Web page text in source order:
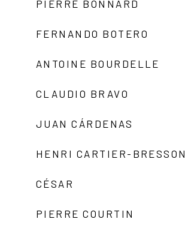
PIERRE BONNARD
FERNANDO BOTERO
ANTOINE BOURDELLE
CLAUDIO BRAVO
JUAN CÁRDENAS
HENRI CARTIER-BRESSON
CÉSAR
PIERRE COURTIN